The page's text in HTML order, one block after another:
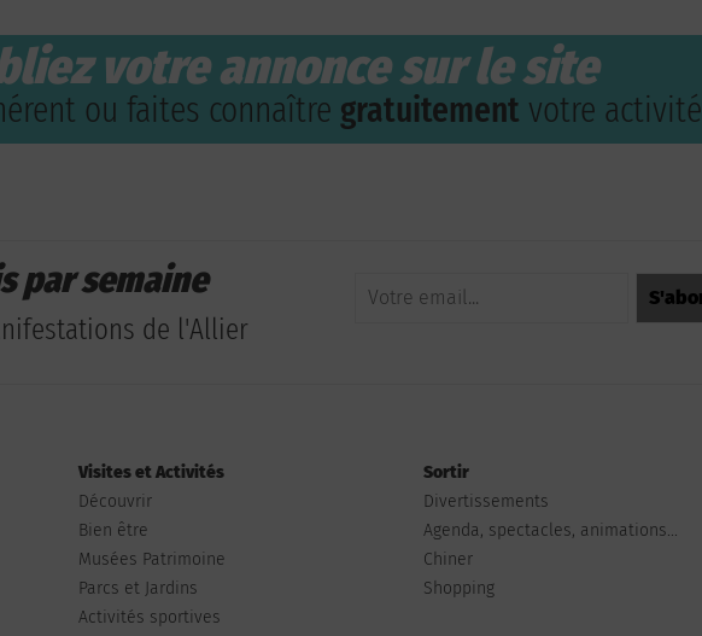
votre annonce sur le site
ou faites connaître gratuitement votre activité
par semaine
de l'Allier
Visites et Activités
Découvrir
Bien être
Musées Patrimoine
Parcs et Jardins
Activités sportives
Sortir
Divertissements
Agenda, spectacles, animations...
Chiner
Shopping